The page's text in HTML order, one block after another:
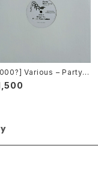
Various – Party R
Volume 5 [OPR]